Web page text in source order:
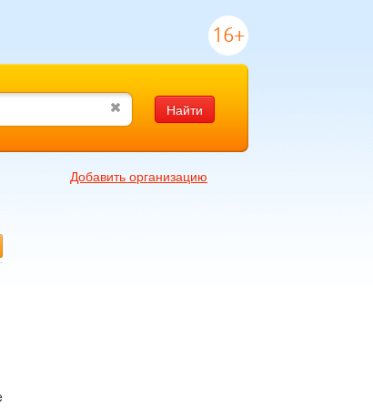
16+
Найти
Добавить организацию